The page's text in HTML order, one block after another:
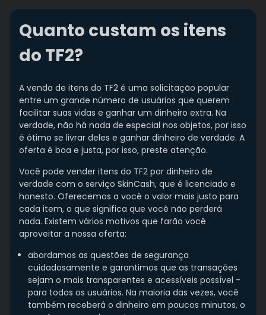
Quanto custam os itens
do TF2?
A venda de itens do TF2 é uma solicitação popular
entre um grande número de usuários que querem
facilitar suas vidas e ganhar um dinheiro extra. Na
verdade, não há nada de especial nos objetos, por isso
é ótimo se livrar deles e ganhar dinheiro de verdade. A
oferta é boa e justa, por isso, preste atenção.
Você pode vender itens do TF2 por dinheiro de
verdade com o serviço SkinCash, que é licenciado e
honesto. Oferecemos a você o valor mais justo para
cada item, o que significa que você não perderá
nada. Existem vários motivos que farão você
aproveitar a nossa oferta:
abordamos as questões de segurança
cuidadosamente e garantimos que as transações
sejam o mais transparentes e acessíveis possível -
para todos os usuários. Na maioria das vezes, você
também receberá o dinheiro em poucos minutos, o